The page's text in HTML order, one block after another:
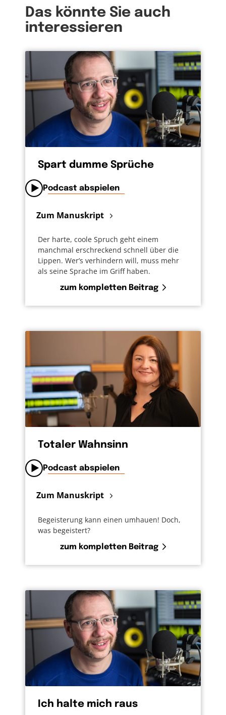
Das könnte Sie auch
interessieren
Spart dumme Sprüche
Podcast abspielen
Zum Manuskript
Der harte, coole Spruch geht einem
manchmal erschreckend schnell über die
Lippen. Wer’s verhindern will, muss mehr
als seine Sprache im Griff haben.
zum kompletten Beitrag
Totaler Wahnsinn
Podcast abspielen
Zum Manuskript
Begeisterung kann einen umhauen! Doch,
was begeistert?
zum kompletten Beitrag
Ich halte mich raus